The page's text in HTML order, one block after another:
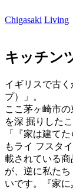
Chigasaki Living
キッチン
イギリスで古
プ）」。
ここ茅ヶ崎市
を深 掘りした
「『家は建て
もライ フスタ
載されている
が、逆に私た
いです。『家